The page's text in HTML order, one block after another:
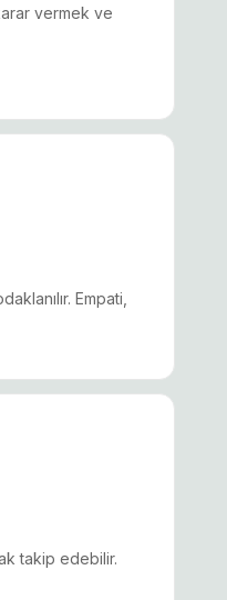
vermek ve
Empati,
takip edebilir.